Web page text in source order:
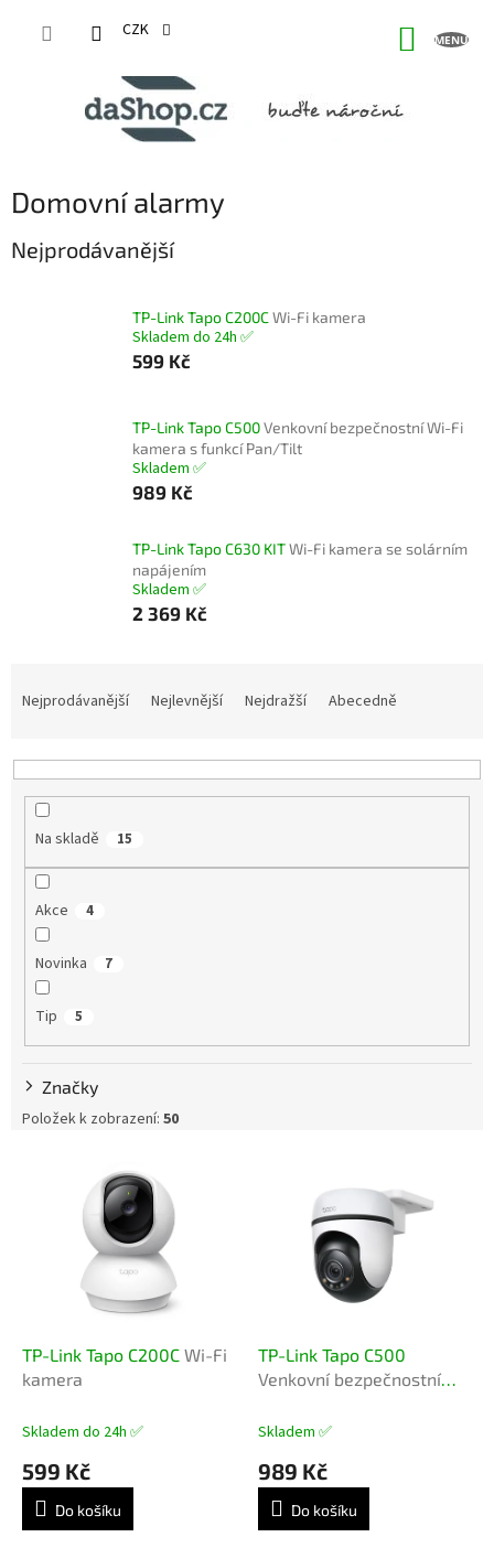
CZK
Domovní alarmy
Nejprodávanější
TP-Link Tapo C200CWi-Fi kamera
Skladem do 24h ✅
599 Kč
TP-Link Tapo C500Venkovní bezpečnostní Wi-Fi
kamera s funkcí Pan/Tilt
Skladem ✅
989 Kč
TP-Link Tapo C630 KITWi-Fi kamera se solárním
napájením
Skladem ✅
2 369 Kč
n
Nejprodávanější Nejlevnější Nejdražší Abecedně
Na skladě 15
Akce 4
Novinka 7
Tip 5
Značky
Položek k zobrazení: 50
TP-Link Tapo C200C Wi-Fi
kamera
Skladem do 24h ✅
599 Kč
Do košíku
TP-Link Tapo C500
Venkovní bezpečnostní
Pan/Tilt
Skladem ✅
989 Kč
Do košíku